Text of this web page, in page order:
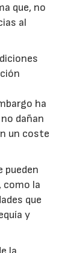
que, no
al
ha
dañan
un coste
pueden
como la
que
y